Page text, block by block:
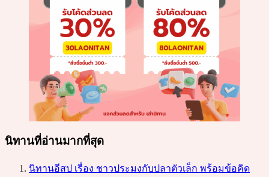
นิทานที่อ่านมากที่สุด
นิทานอีสป เรื่อง ชาวประมงกับปลาตัวเล็ก พร้อมข้อคิด